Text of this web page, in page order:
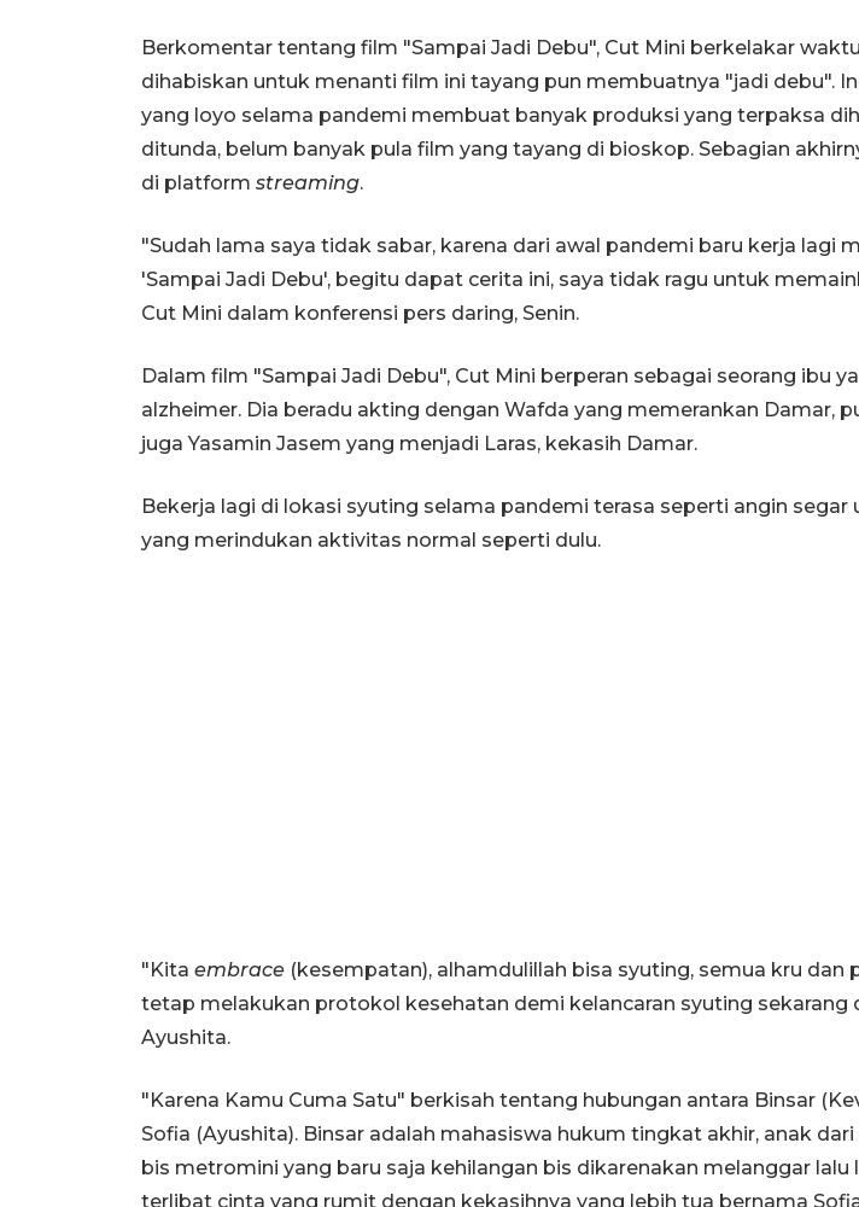
Berkomentar tentang film "Sampai Jadi Debu", Cut Mini berkelakar
dihabiskan untuk menanti film ini tayang pun membuatnya "jadi debu".
yang loyo selama pandemi membuat banyak produksi yang terpaksa
ditunda, belum banyak pula film yang tayang di bioskop. Sebagian
di platform streaming.
"Sudah lama saya tidak sabar, karena dari awal pandemi baru kerja lagi
'Sampai Jadi Debu', begitu dapat cerita ini, saya tidak ragu untuk
Cut Mini dalam konferensi pers daring, Senin.
Dalam film "Sampai Jadi Debu", Cut Mini berperan sebagai seorang ibu
alzheimer. Dia beradu akting dengan Wafda yang memerankan Damar,
juga Yasamin Jasem yang menjadi Laras, kekasih Damar.
Bekerja lagi di lokasi syuting selama pandemi terasa seperti angin segar
yang merindukan aktivitas normal seperti dulu.
"Kita embrace (kesempatan), alhamdulillah bisa syuting, semua kru dan
tetap melakukan protokol kesehatan demi kelancaran syuting sekarang
Ayushita.
"Karena Kamu Cuma Satu" berkisah tentang hubungan antara Binsar
Sofia (Ayushita). Binsar adalah mahasiswa hukum tingkat akhir, anak
bis metromini yang baru saja kehilangan bis dikarenakan melanggar lalu
terlibat cinta yang rumit dengan kekasihnya yang lebih tua bernama